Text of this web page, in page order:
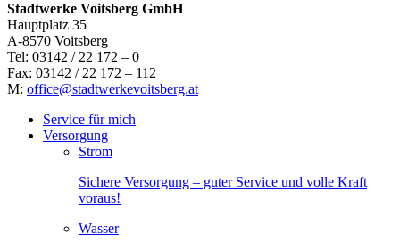
Stadtwerke Voitsberg GmbH
Hauptplatz 35
A-8570 Voitsberg
Tel: 03142 / 22 172 – 0
Fax: 03142 / 22 172 – 112
M: office@stadtwerkevoitsberg.at
Service für mich
Versorgung
Strom
Sichere Versorgung – guter Service und volle Kraft
voraus!
Wasser